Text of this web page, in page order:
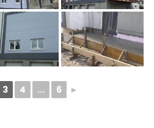
3 4 ... 6 ►